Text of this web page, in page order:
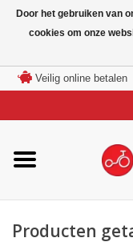
Veilig online betalen
Merken
Modellen
Accessoires
Producten
Door het gebruiken van
cookies om onze